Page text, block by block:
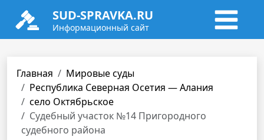
SUD-SPRAVKA.RU
Информационный сайт
Главная
Мировые суды
Республика Северная Осетия — Алания
село Октябрьское
Судебный участок №14 Пригородного
судебного района